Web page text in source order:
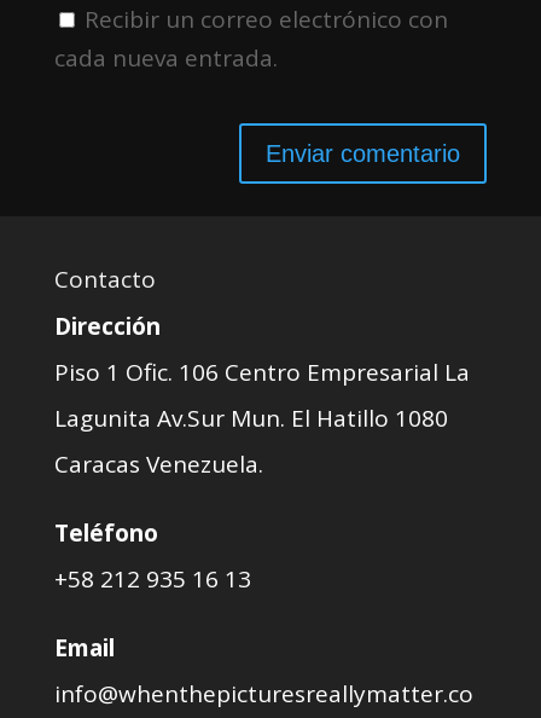
Recibir un correo electrónico con
cada nueva entrada.
Contacto
Dirección
Piso 1 Ofic. 106 Centro Empresarial La
Lagunita Av.Sur Mun. El Hatillo 1080
Caracas Venezuela.
Teléfono
+58 212 935 16 13
Email
info@whenthepicturesreallymatter.co